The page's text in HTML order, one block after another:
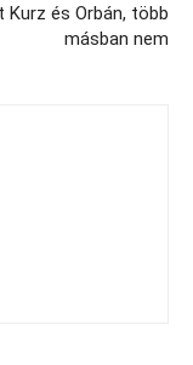
Kurz és Orbán, több
másban nem